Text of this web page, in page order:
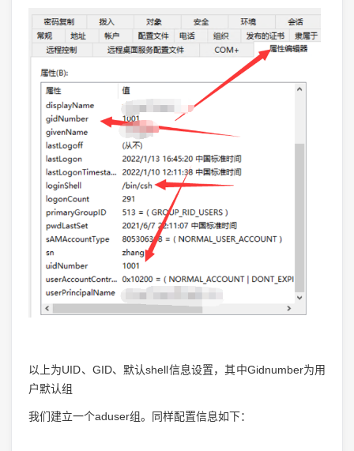
以上为UID、GID、默认shell信息设置，其中Gidnumber为用
户默认组
我们建立一个aduser组。同样配置信息如下：